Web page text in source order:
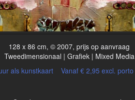
128 x 86 cm, © 2007, prijs op aanvraag
Tweedimensionaal | Grafiek | Mixed Media
als kunstkaart Vanaf € 2,95 excl. porto